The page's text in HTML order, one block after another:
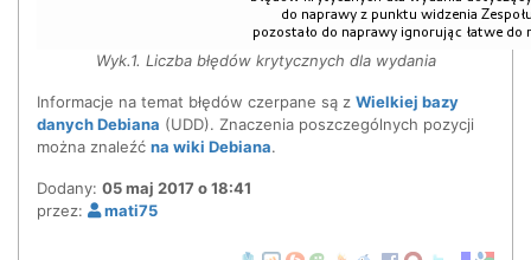
Wyk.1. Liczba błędów krytycznych dla wydania
Informacje na temat błędów czerpane są z Wielkiej bazy
danych Debiana (UDD). Znaczenia poszczególnych pozycji
można znaleźć na wiki Debiana.
Dodany: 05 maj 2017 o 18:41
przez:
mati75